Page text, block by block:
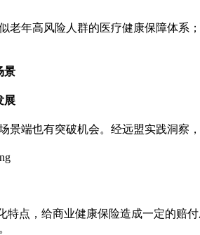
年高风险人群的医疗健康保障体系
景
展
端也有突破机会。经远盟实践洞察
点，给商业健康保险造成一定的赔